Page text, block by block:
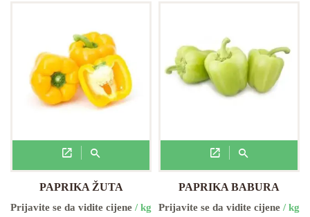
PAPRIKA ŽUTA
Prijavite se da vidite cijene / kg
PAPRIKA BABURA
Prijavite se da vidite cijene / kg